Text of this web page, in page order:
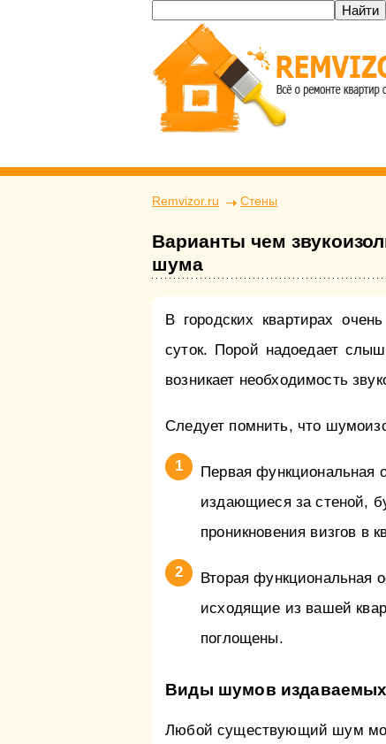
Remvizor.ru Стены
Варианты чем
шума
В городских квартирах
суток. Порой надоедает
возникает необходимость
Следует помнить, что
Первая функциональная
издающиеся за стеной,
проникновения визгов в
Вторая функциональная
исходящие из вашей
поглощены.
Виды шумов издаваемых
Любой существующий шум